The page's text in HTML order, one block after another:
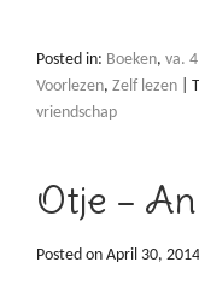
Posted in: Boeken, va.
Voorlezen, Zelf lezen
vriendschap
Otje –
Posted on April 30, 2014